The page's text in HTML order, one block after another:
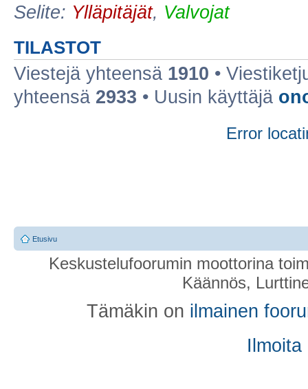
Selite: Ylläpitäjät, Valvojat
TILASTOT
Viestejä yhteensä 1910 •
yhteensä 2933 • Uusin käyttäjä
Error
Etusivu
Keskustelufoorumin moottorina
Käännös,
Tämäkin on ilmainen